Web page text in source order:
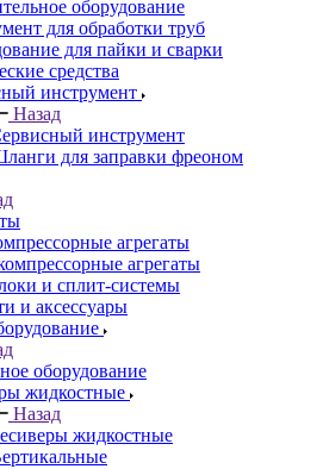
оборудование
для обработки труб
для пайки и сварки
средства
инструмент
Назад
инструмент
для заправки фреоном
агрегаты
агрегаты
и сплит-системы
и аксессуары
оборудование
жидкостные
Назад
жидкостные